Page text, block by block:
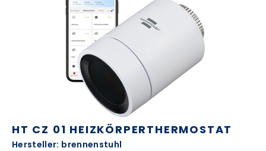
HT CZ 01 HEIZKÖRPERTHERMOSTAT
Hersteller: brennenstuhl